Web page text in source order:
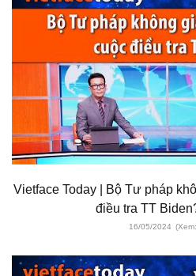
Vietface Today | Bộ Tư pháp
điều tra TT
16/05/2024